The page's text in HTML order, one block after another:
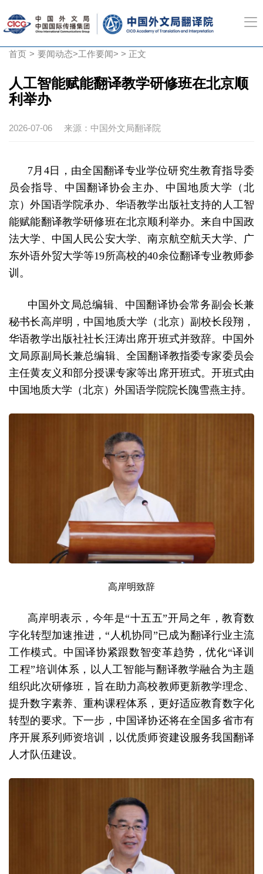
首页 > 要闻动态>工作要闻> > 正文
人工智能赋能翻译教学研修班在北京顺
利举办
2026-07-06 来源：中国外文局翻译院
7月4日，由全国翻译专业学位研究生教育指导委
员会指导、中国翻译协会主办、中国地质大学（北
京）外国语学院承办、华语教学出版社支持的人工智
能赋能翻译教学研修班在北京顺利举办。来自中国政
法大学、中国人民公安大学、南京航空航天大学、广
东外语外贸大学等19所高校的40余位翻译专业教师参
训。
中国外文局总编辑、中国翻译协会常务副会长兼
秘书长高岸明，中国地质大学（北京）副校长段翔，
华语教学出版社社长汪涛出席开班式并致辞。中国外
文局原副局长兼总编辑、全国翻译教指委专家委员会
主任黄友义和部分授课专家等出席开班式。开班式由
中国地质大学（北京）外国语学院院长隗雪燕主持。
高岸明致辞
高岸明表示，今年是“十五五”开局之年，教育数
字化转型加速推进，“人机协同”已成为翻译行业主流
工作模式。中国译协紧跟数智变革趋势，优化“译训
工程”培训体系，以人工智能与翻译教学融合为主题
组织此次研修班，旨在助力高校教师更新教学理念、
提升数字素养、重构课程体系，更好适应教育数字化
转型的要求。下一步，中国译协还将在全国多省市有
序开展系列师资培训，以优质师资建设服务我国翻译
人才队伍建设。